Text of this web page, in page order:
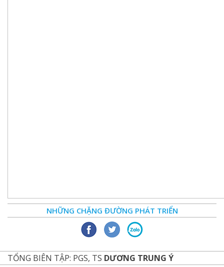
NHỮNG CHẶNG ĐƯỜNG PHÁT TRIỂN
TỔNG BIÊN TẬP: PGS, TS DƯƠNG TRUNG Ý